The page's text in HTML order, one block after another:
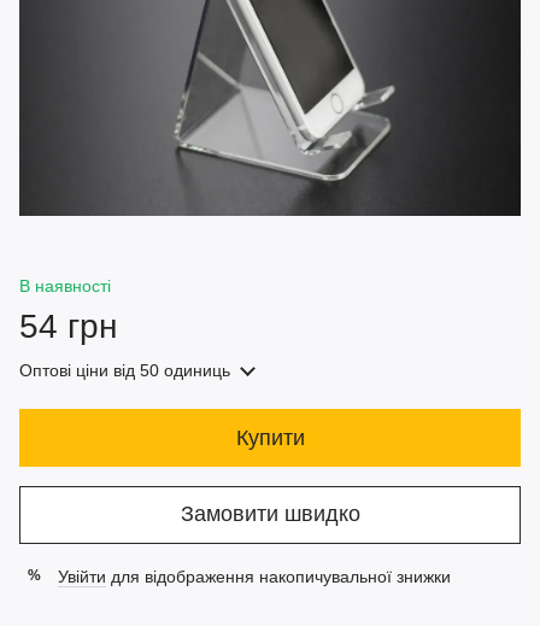
В наявності
54 грн
Оптові ціни від 50 одиниць
Купити
Замовити швидко
% Увійти для відображення накопичувальної знижки